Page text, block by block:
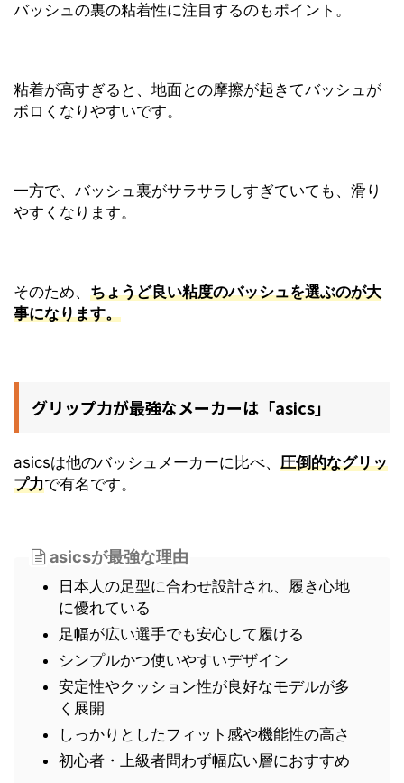
バッシュの裏の粘着性に注目するのもポイント。
粘着が高すぎると、地面との摩擦が起きてバッシュが
ボロくなりやすいです。
一方で、バッシュ裏がサラサラしすぎていても、滑り
やすくなります。
そのため、 ちょうど良い粘度のバッシュを選ぶのが大
事になります。
グリップ力が最強なメーカーは「asics」
asicsは他のバッシュメーカーに比べ、 圧倒的なグリッ
プ力で有名です。
asicsが最強な理由
日本人の足型に合わせ設計され、履き心地
に優れている
足幅が広い選手でも安心して履ける
シンプルかつ使いやすいデザイン
安定性やクッション性が良好なモデルが多
く展開
しっかりとしたフィット感や機能性の高さ
初心者・上級者問わず幅広い層におすすめ